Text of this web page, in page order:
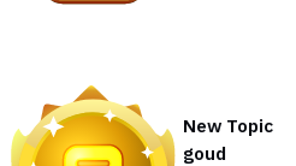
New Topic
goud